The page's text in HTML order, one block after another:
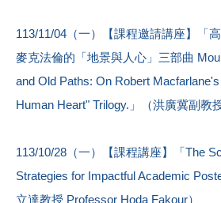
113/11/04（一）【課程邀請講座】「
麥克法倫的「地景與人心」三部曲
and Old Paths: On Robert
Human Heart" Trilogy.」（洪廣冀副教授
113/10/28（一）【課程講座】「The
Strategies for Impactful Academic
立達教授 Professor Hoda Fakour）